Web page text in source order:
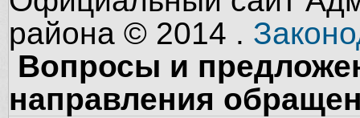
района © 2014 .
Вопросы и
направления